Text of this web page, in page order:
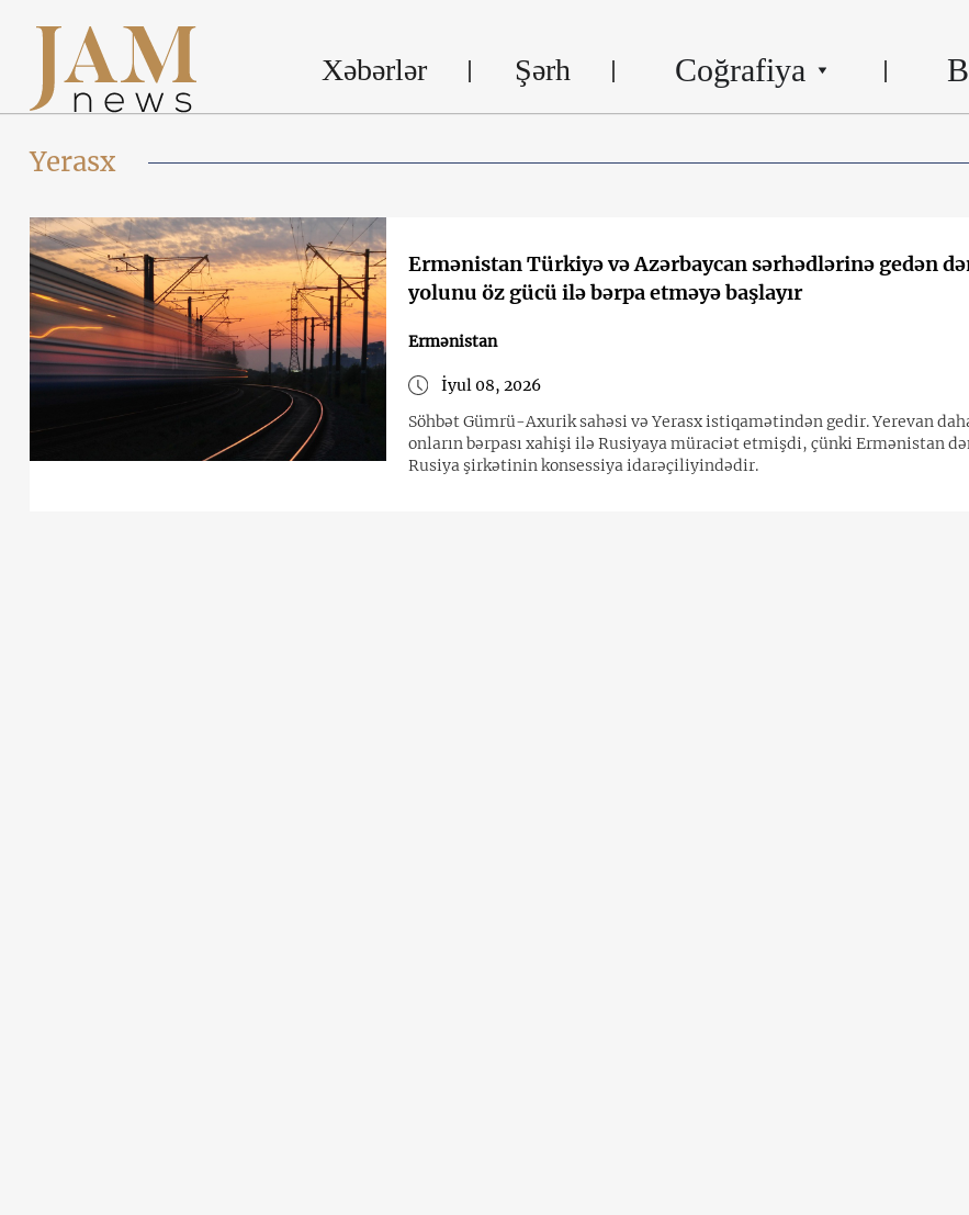
Xəbərlər Şərh Coğrafiya
Yerasx
Ermənistan Türkiyə və Azərbaycan sərhədlərinə gedən
yolunu öz gücü ilə bərpa etməyə başlayır
Ermənistan
İyul 08, 2026
Söhbət Gümrü-Axurik sahəsi və Yerasx istiqamətindən gedir. Yerevan
onların bərpası xahişi ilə Rusiyaya müraciət etmişdi, çünki Ermənistan
Rusiya şirkətinin konsessiya idarəçiliyindədir.